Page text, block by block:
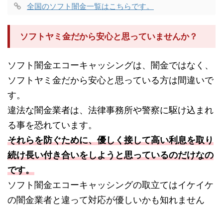
全国のソフト闇金一覧はこちらです。
ソフトヤミ金だから安心と思っていませんか？
ソフト闇金エコーキャッシングは、闇金ではなく、
ソフトヤミ金だから安心と思っている方は間違いで
す。
違法な闇金業者は、法律事務所や警察に駆け込まれ
る事を恐れています。
それらを防ぐために、優しく接して高い利息を取り
続け長い付き合いをしようと思っているのだけなの
です。
ソフト闇金エコーキャッシングの取立てはイケイケ
の闇金業者と違って対応が優しいかも知れません